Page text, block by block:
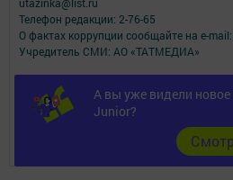
А вы уже видели
Junior?
Телефон редакции: 2-76-65
О фактах коррупции сообщайте на e-
Учредитель СМИ: АО «ТАТМЕДИА»
Антикоррупционная политика
АО «ТАТМЕДИА» использует «cookie»для
удобства пользователей сайтом.
Использование «cookie» можно
Политика конфиденциальности